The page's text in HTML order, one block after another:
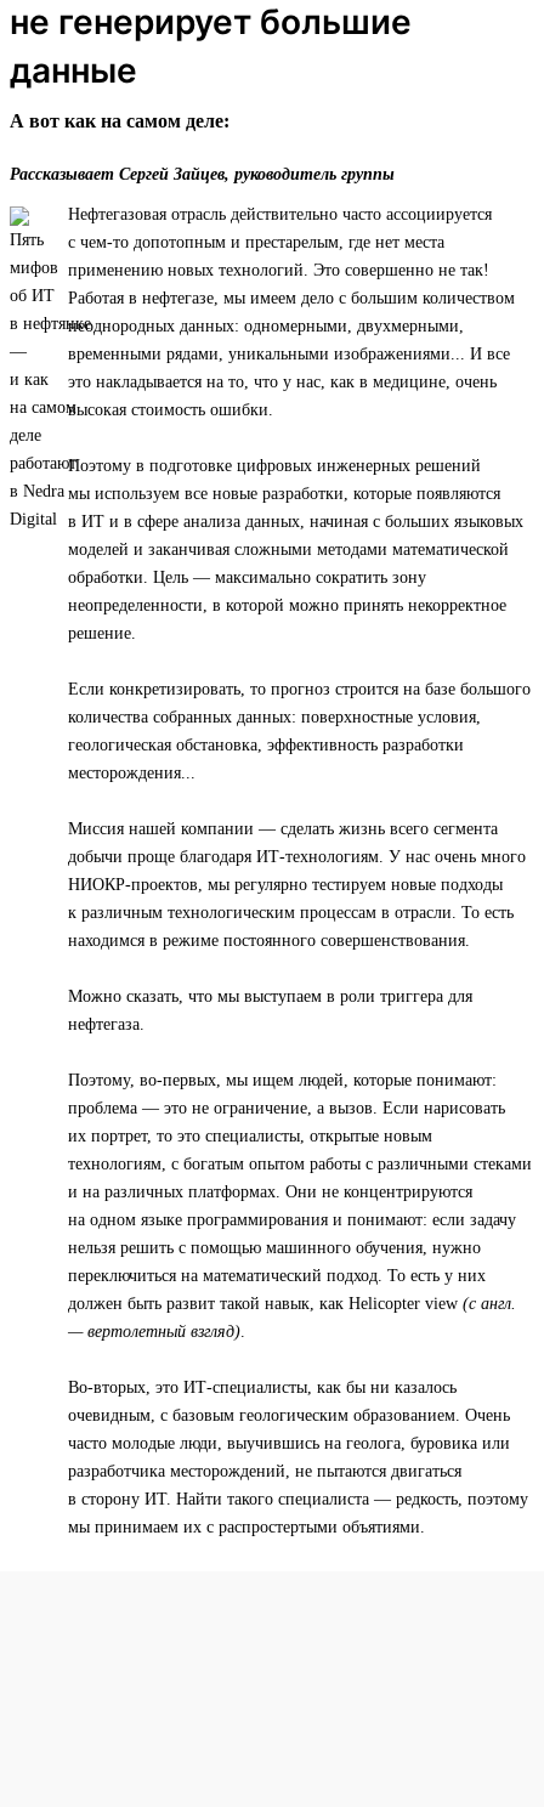
не генерирует большие
данные
А вот как на самом деле:
Рассказывает Сергей Зайцев, руководитель группы
Нефтегазовая отрасль действительно часто ассоциируется
с чем-то допотопным и престарелым, где нет места
применению новых технологий. Это совершенно не так!
Работая в нефтегазе, мы имеем дело с большим количеством
неоднородных данных: одномерными, двухмерными,
временными рядами, уникальными изображениями... И все
это накладывается на то, что у нас, как в медицине, очень
высокая стоимость ошибки.
Поэтому в подготовке цифровых инженерных решений
мы используем все новые разработки, которые появляются
в ИТ и в сфере анализа данных, начиная с больших языковых
моделей и заканчивая сложными методами математической
обработки. Цель — максимально сократить зону
неопределенности, в которой можно принять некорректное
решение.
Если конкретизировать, то прогноз строится на базе большого
количества собранных данных: поверхностные условия,
геологическая обстановка, эффективность разработки
месторождения...
Миссия нашей компании — сделать жизнь всего сегмента
добычи проще благодаря ИТ-технологиям. У нас очень много
НИОКР-проектов, мы регулярно тестируем новые подходы
к различным технологическим процессам в отрасли. То есть
находимся в режиме постоянного совершенствования.
Можно сказать, что мы выступаем в роли триггера для
нефтегаза.
Поэтому, во-первых, мы ищем людей, которые понимают:
проблема — это не ограничение, а вызов. Если нарисовать
их портрет, то это специалисты, открытые новым
технологиям, с богатым опытом работы с различными стеками
и на различных платформах. Они не концентрируются
на одном языке программирования и понимают: если задачу
нельзя решить с помощью машинного обучения, нужно
переключиться на математический подход. То есть у них
должен быть развит такой навык, как Helicopter view (с англ.
— вертолетный взгляд).
Во-вторых, это ИТ-специалисты, как бы ни казалось
очевидным, с базовым геологическим образованием. Очень
часто молодые люди, выучившись на геолога, буровика или
разработчика месторождений, не пытаются двигаться
в сторону ИТ. Найти такого специалиста — редкость, поэтому
мы принимаем их с распростертыми объятиями.